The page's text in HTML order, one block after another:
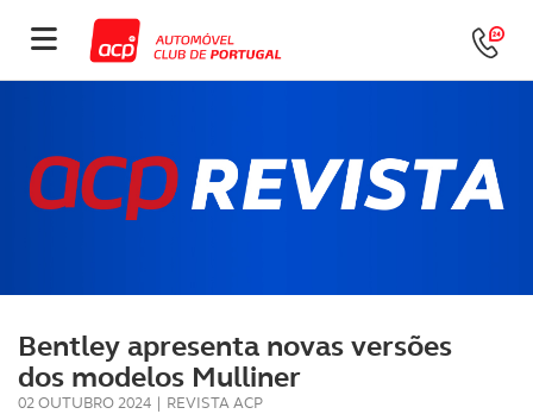
Bentley apresenta novas versões
dos modelos Mulliner
02 OUTUBRO 2024 | REVISTA ACP